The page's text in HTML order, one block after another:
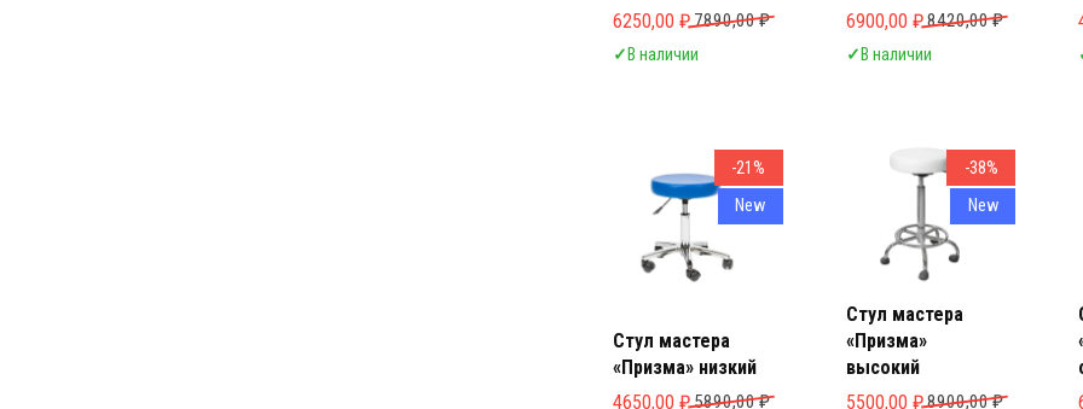
7890,00₽
Первоначальная цена составляла 7890,00 ₽.
6250,00 ₽
Текущая цена: 6250,00 ₽.
✓ В наличии
8420,00₽
Первоначальная цена
6900,00 ₽
Текущая цена: 6900,00 ₽.
✓ В наличии
-21%
New
Стул мастера
«Призма» низкий
5890,00₽
Первоначальная цена составляла 5890,00 ₽.
4650,00 ₽
Текущая цена: 4650,00 ₽.
-38%
New
Стул мастера
«Призма»
высокий
8900,00₽
Первоначальная цена
5500,00 ₽
Текущая цена: 5500,00 ₽.